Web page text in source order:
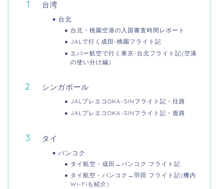
台湾
台北
台北・桃園空港の入国審査時間レポート
JALで行く成田-桃園フライト記
エバー航空で行く東京-台北フライト記(空港
の使い分け編)
シンガポール
JALプレエコOKA-SINフライト記・往路
JALプレエコOKA-SINフライト記・復路
タイ
バンコク
タイ航空・成田→バンコク フライト記
タイ航空・バンコク→羽田 フライト記(機内
Wi-Fiも紹介)